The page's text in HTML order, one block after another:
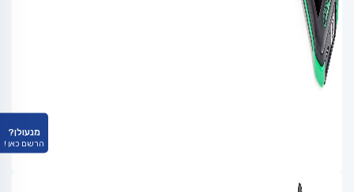
מנעולן?
הרשם כאן !